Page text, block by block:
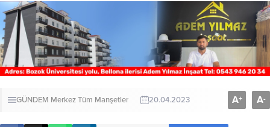
GÜNDEM MerkezTüm Manşetler 20.04.2023 A+ A-